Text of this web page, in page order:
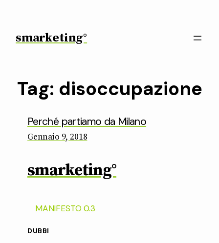
smarketing°
Tag: disoccupazione
Perché partiamo da Milano
Gennaio 9, 2018
smarketing°
MANIFESTO 0.3
DUBBI